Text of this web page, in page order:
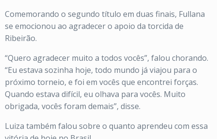
Comemorando o segundo título em duas finais, Fullana
se emocionou ao agradecer o apoio da torcida de
Ribeirão.
“Quero agradecer muito a todos vocês”, falou chorando.
“Eu estava sozinha hoje, todo mundo já viajou para o
próximo torneio, e foi em vocês que encontrei forças.
Quando estava difícil, eu olhava para vocês. Muito
obrigada, vocês foram demais”, disse.
Luiza também falou sobre o quanto aprendeu com essa